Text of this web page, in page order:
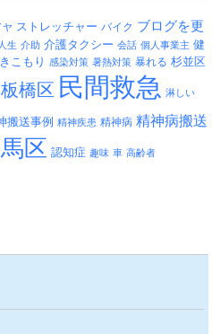
ヤ ストレッチャー バイク ブログを更
人生 介助 介護タクシー 会話 個人事業主 健
こもり 感染対策 暑熱対策 暴れる 杉並区
板橋区 民間救急 淋しい
搬送事例 精神疾患 精神病 精神病搬送
区 認知症 趣味 車 高齢者